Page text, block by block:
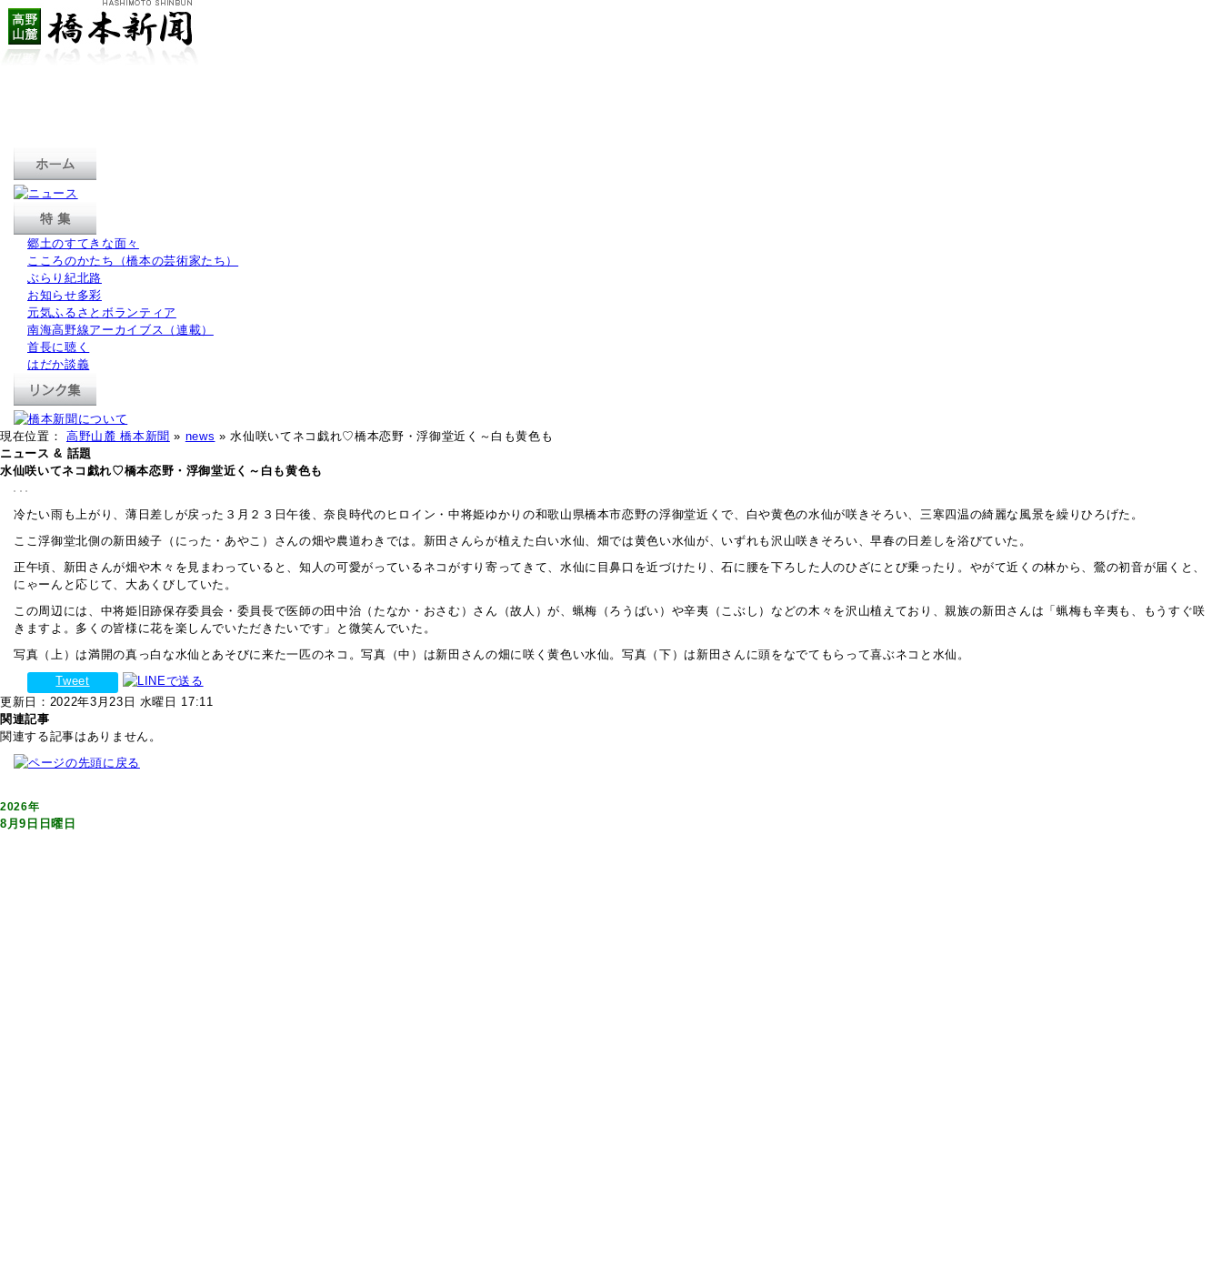
郷土のすてきな面々
こころのかたち（橋本の芸術家たち）
ぶらり紀北路
お知らせ多彩
元気ふるさとボランティア
南海高野線アーカイブス（連載）
首長に聴く
はだか談義
現在位置： 高野山麓 橋本新聞 » news » 水仙咲いてネコ戯れ♡橋本恋野・浮御堂近く～白も黄色も
ニュース & 話題
水仙咲いてネコ戯れ♡橋本恋野・浮御堂近く～白も黄色も
冷たい雨も上がり、薄日差しが戻った３月２３日午後、奈良時代のヒロイン・中将姫ゆかりの和歌山県橋本市恋野の浮御堂近くで、白や黄色の水仙が咲きそろい、三寒四温の綺麗な風景を繰りひろげた。
ここ浮御堂北側の新田綾子（にった・あやこ）さんの畑や農道わきでは。新田さんらが植えた白い水仙、畑では黄色い水仙が、いずれも沢山咲きそろい、早春の日差しを浴びていた。
正午頃、新田さんが畑や木々を見まわっていると、知人の可愛がっているネコがすり寄ってきて、水仙に目鼻口を近づけたり、石に腰を下ろした人のひざにとび乗ったり。やがて近くの林から、鶯の初音が届くと、
にゃーんと応じて、大あくびしていた。
この周辺には、中将姫旧跡保存委員会・委員長で医師の田中治（たなか・おさむ）さん（故人）が、蝋梅（ろうばい）や辛夷（こぶし）などの木々を沢山植えており、親族の新田さんは「蝋梅も辛夷も、もうすぐ咲
きますよ。多くの皆様に花を楽しんでいただきたいです」と微笑んでいた。
写真（上）は満開の真っ白な水仙とあそびに来た一匹のネコ。写真（中）は新田さんの畑に咲く黄色い水仙。写真（下）は新田さんに頭をなでてもらって喜ぶネコと水仙。
Tweet
更新日：2022年3月23日 水曜日 17:11
関連記事
関連する記事はありません。
2026年
8月9日日曜日